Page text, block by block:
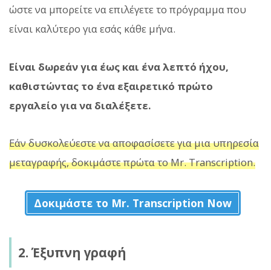
ώστε να μπορείτε να επιλέγετε το πρόγραμμα που
είναι καλύτερο για εσάς κάθε μήνα.
Είναι δωρεάν για έως και ένα λεπτό ήχου,
καθιστώντας το ένα εξαιρετικό πρώτο
εργαλείο για να διαλέξετε.
Εάν δυσκολεύεστε να αποφασίσετε για μια υπηρεσία
μεταγραφής, δοκιμάστε πρώτα το Mr. Transcription.
Δοκιμάστε το Mr. Transcription Now
2. Έξυπνη γραφή